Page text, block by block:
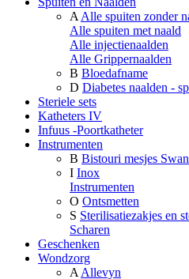
A Alle spuiten zonder
Alle spuiten met naald
Alle injectienaalden
Alle Grippernaalden
B Bloedafname
D Diabetes naalden -
Steriele sets
Katheters IV
Infuus -Poortkatheter
Instrumenten
B Bistouri mesjes
I Inox
Instrumenten
O Ontsmetten
S Sterilisatiezakjes en
Scharen
Geschenken
Wondzorg
A Allevyn